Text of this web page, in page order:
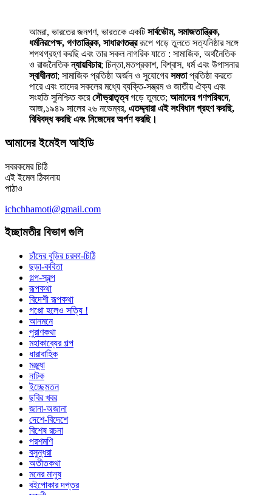
আমরা, ভারতের জনগণ, ভারতকে একটিসার্বভৌম, সমাজতান্ত্রিক,
ধর্মনিরপেক্ষ, গণতান্ত্রিক, সাধারণতন্ত্ররূপে গড়ে তুলতে সত্যনিষ্ঠার সঙ্গে
শপথগ্রহণ করছি এবং তার সকল নাগরিক যাতে : সামাজিক, অর্থনৈতিক
ও রাজনৈতিকন্যায়বিচার; চিন্তা,মতপ্রকাশ, বিশ্বাস, ধর্ম এবং উপাসনার
স্বাধীনতা; সামাজিক প্রতিষ্ঠা অর্জন ও সুযোগেরসমতাপ্রতিষ্ঠা করতে
পারে এবং তাদের সকলের মধ্যে ব্যক্তি-সম্ভ্রম ও জাতীয় ঐক্য এবং
সংহতি সুনিশ্চিত করেসৌভ্রাতৃত্বগড়ে তুলতে; আমাদের গণপরিষদে,
আজ,১৯৪৯ সালের ২৬ নভেম্বর, এতদ্দ্বারা এই সংবিধান গ্রহণ করছি,
বিধিবদ্ধ করছি এবং নিজেদের অর্পণ করছি।
আমাদের ইমেইল আইডি
সবরকমের চিঠি
এই ইমেল ঠিকানায়
পাঠাও
ichchhamoti@gmail.com
ইচ্ছামতীর বিভাগ গুলি
চাঁদের বুড়ির চরকা-চিঠি
ছড়া-কবিতা
গল্প-স্বল্প
রূপকথা
বিদেশী রূপকথা
গপ্পো হলেও সত্যি !
আনমনে
পুরাণকথা
মহাকাব্যের গল্প
ধারাবাহিক
মঞ্জুষা
নাটক
ইচ্ছেমতন
ছবির খবর
জানা-অজানা
দেশে-বিদেশে
বিশেষ রচনা
পরশমণি
বসুন্ধরা
অতীতকথা
মনের মানুষ
বইপোকার দপ্তর